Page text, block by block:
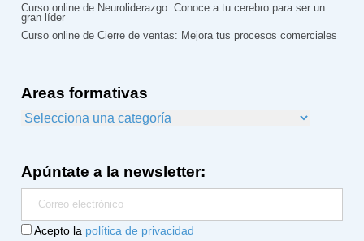
Curso online de Neuroliderazgo: Conoce a tu cerebro para ser un
gran líder
Curso online de Cierre de ventas: Mejora tus procesos comerciales
Areas formativas
Apúntate a la newsletter:
Acepto la política de privacidad